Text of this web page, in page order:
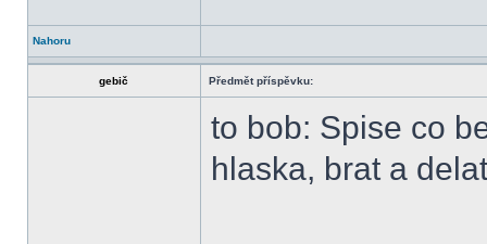
Nahoru
gebič Předmět příspěvku:
to bob: Spise co
hlaska, brat a